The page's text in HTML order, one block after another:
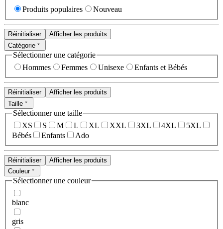
Produits populaires
Nouveau
Réinitialiser
Afficher les produits
Catégorie
Sélectionner une catégorie
Hommes
Femmes Unisexe Enfants et Bébés
Réinitialiser
Afficher les produits
Taille
Sélectionner une taille
XS
S M L XL XXL 3XL 4XL
5XL
Bébés
Enfants Ado
Réinitialiser
Afficher les produits
Couleur
Sélectionner une couleur
blanc
gris